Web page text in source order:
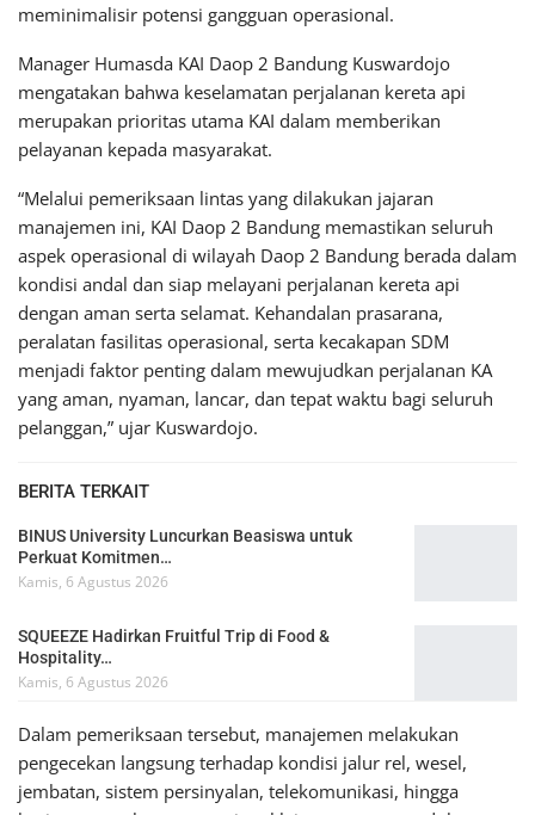
meminimalisir potensi gangguan operasional.
Manager Humasda KAI Daop 2 Bandung Kuswardojo
mengatakan bahwa keselamatan perjalanan kereta api
merupakan prioritas utama KAI dalam memberikan
pelayanan kepada masyarakat.
“Melalui pemeriksaan lintas yang dilakukan jajaran
manajemen ini, KAI Daop 2 Bandung memastikan seluruh
aspek operasional di wilayah Daop 2 Bandung berada dalam
kondisi andal dan siap melayani perjalanan kereta api
dengan aman serta selamat. Kehandalan prasarana,
peralatan fasilitas operasional, serta kecakapan SDM
menjadi faktor penting dalam mewujudkan perjalanan KA
yang aman, nyaman, lancar, dan tepat waktu bagi seluruh
pelanggan,” ujar Kuswardojo.
BERITA TERKAIT
BINUS University Luncurkan Beasiswa untuk
Perkuat Komitmen…
Kamis, 6 Agustus 2026
SQUEEZE Hadirkan Fruitful Trip di Food &
Hospitality…
Kamis, 6 Agustus 2026
Dalam pemeriksaan tersebut, manajemen melakukan
pengecekan langsung terhadap kondisi jalur rel, wesel,
jembatan, sistem persinyalan, telekomunikasi, hingga